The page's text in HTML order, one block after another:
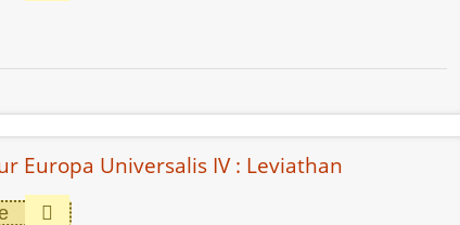
Europa Universalis IV : Leviathan